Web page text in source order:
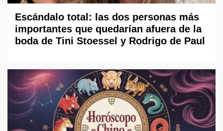
Escándalo total: las dos personas más
importantes que quedarían afuera de la
boda de Tini Stoessel y Rodrigo de Paul